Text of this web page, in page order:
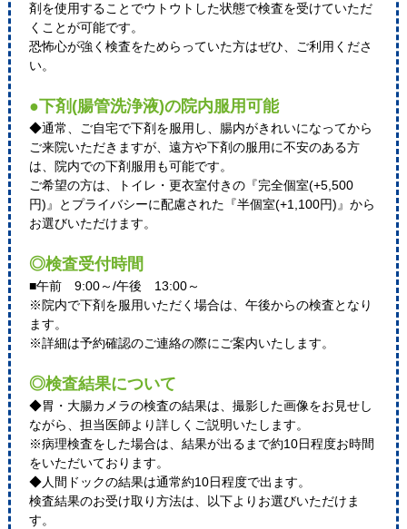
剤を使用することでウトウトした状態で検査を受けていただ
くことが可能です。
恐怖心が強く検査をためらっていた方はぜひ、ご利用くださ
い。
●下剤(腸管洗浄液)の院内服用可能
◆通常、ご自宅で下剤を服用し、腸内がきれいになってから
ご来院いただきますが、遠方や下剤の服用に不安のある方
は、院内での下剤服用も可能です。
ご希望の方は、トイレ・更衣室付きの『完全個室(+5,500
円)』とプライバシーに配慮された『半個室(+1,100円)』から
お選びいただけます。
◎検査受付時間
■午前 9:00～/午後 13:00～
※院内で下剤を服用いただく場合は、午後からの検査となり
ます。
※詳細は予約確認のご連絡の際にご案内いたします。
◎検査結果について
◆胃・大腸カメラの検査の結果は、撮影した画像をお見せし
ながら、担当医師より詳しくご説明いたします。
※病理検査をした場合は、結果が出るまで約10日程度お時間
をいただいております。
◆人間ドックの結果は通常約10日程度で出ます。
検査結果のお受け取り方法は、以下よりお選びいただけま
す。